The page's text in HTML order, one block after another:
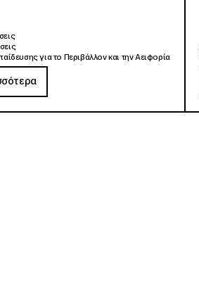
για το Περιβάλλον και την Αειφορία